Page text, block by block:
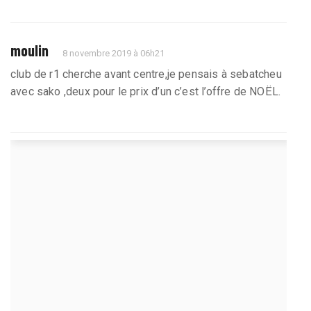
moulin 8 novembre 2019 à 06h21
club de r1 cherche avant centre,je pensais à sebatcheu
avec sako ,deux pour le prix d’un c’est l’offre de NOËL.